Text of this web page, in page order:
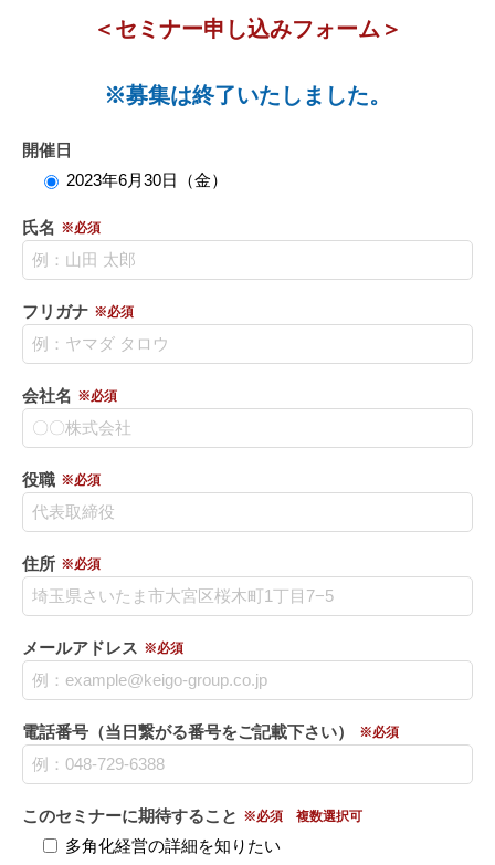
＜セミナー申し込みフォーム＞
※募集は終了いたしました。
開催日
2023年6月30日（金）
氏名 ※必須
フリガナ ※必須
会社名 ※必須
役職 ※必須
住所 ※必須
メールアドレス ※必須
電話番号（当日繋がる番号をご記載下さい） ※必須
このセミナーに期待すること ※必須 複数選択可
多角化経営の詳細を知りたい